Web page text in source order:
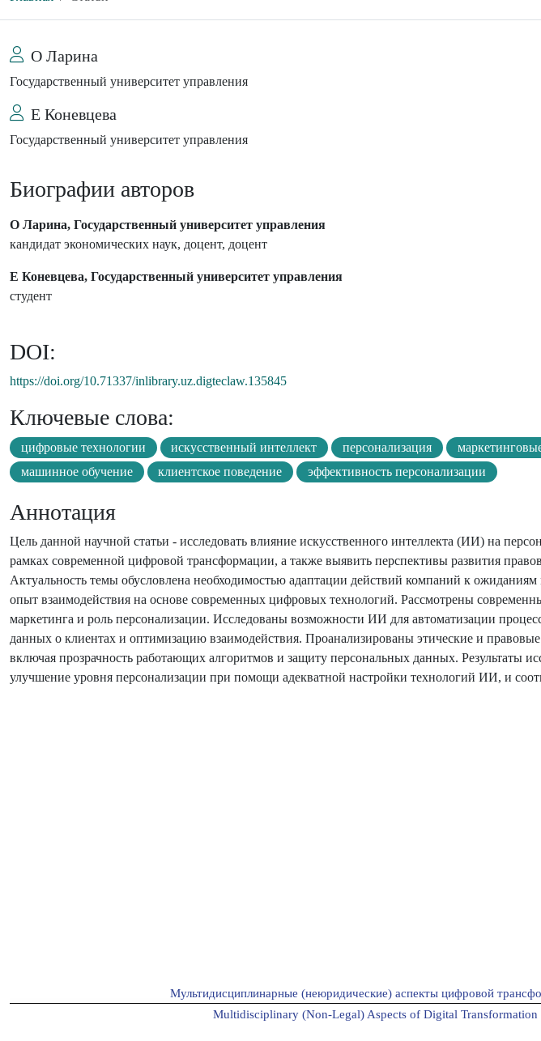
О Ларина
Государственный университет управления
Е Коневцева
Государственный университет управления
Биографии авторов
О Ларина, Государственный университет управления
кандидат экономических наук, доцент, доцент
Е Коневцева, Государственный университет управления
студент
DOI:
https://doi.org/10.71337/inlibrary.uz.digteclaw.135845
Ключевые слова:
цифровые технологии искусственный интеллект персонализация
машинное обучение
клиентское поведение эффективность персонализации
Аннотация
Цель данной научной статьи - исследовать влияние искусственного интеллекта (ИИ) на
рамках современной цифровой трансформации, а также выявить перспективы развития
Актуальность темы обусловлена необходимостью адаптации действий компаний к
опыт взаимодействия на основе современных цифровых технологий. Рассмотрены
маркетинга и роль персонализации. Исследованы возможности ИИ для автоматизации
данных о клиентах и оптимизацию взаимодействия. Проанализированы этические и
включая прозрачность работающих алгоритмов и защиту персональных данных. Результаты
улучшение уровня персонализации при помощи адекватной настройки технологий ИИ, и
Мультидисциплинарные (неюридические) аспекты цифровой
Multidisciplinary (Non-Legal) Aspects оf Digital Transformation